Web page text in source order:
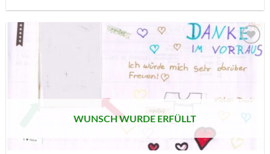
AUF MEINE
MERKLISTE
WUNSCH WURDE ERFÜLLT